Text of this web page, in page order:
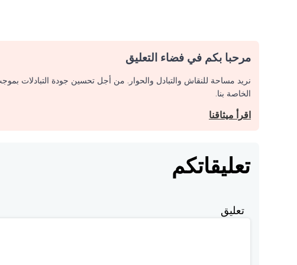
مرحبا بكم في فضاء التعليق
نريد مساحة للنقاش والتبادل والحوار. من أجل تحسين جودة التبادلات
الخاصة بنا.
اقرأ ميثاقنا
تعليقاتكم
تعليق